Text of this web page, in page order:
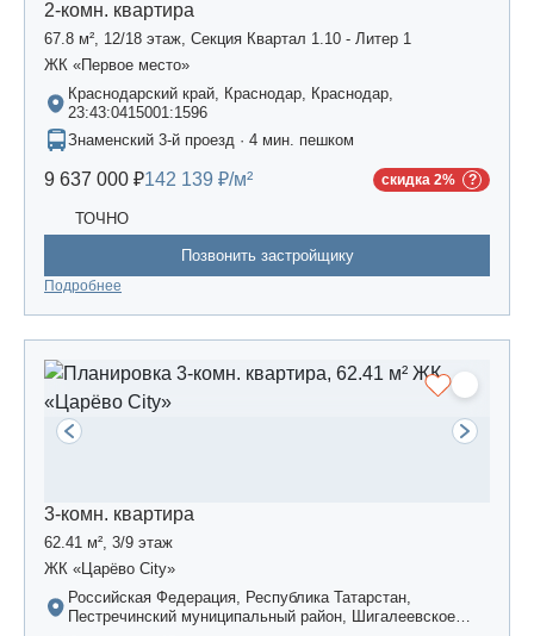
2-комн. квартира
67.8 м², 12/18 этаж, Секция Квартал 1.10 - Литер 1
ЖК «Первое место»
Краснодарский край, Краснодар, Краснодар,
23:43:0415001:1596
Знаменский 3-й проезд · 4 мин. пешком
9 637 000 ₽142 139 ₽/м² скидка 2%
ТОЧНО
Позвонить застройщику
Подробнее
3-комн. квартира
62.41 м², 3/9 этаж
ЖК «Царёво City»
Российская Федерация, Республика Татарстан,
Пестречинский муниципальный район, Шигалеевское